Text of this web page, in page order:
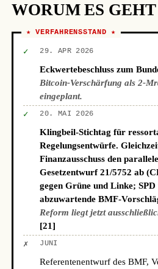
WORUM ES GEHT
★ VERFAHRENSSTAND ★
✓ 29. APR 2026
Eckwertebeschluss zum
Bitcoin-Verschärfung als 2-
eingeplant.
✓ 20. MAI 2026
Klingbeil-Stichtag für
Regelungsentwürfe.
Finanzausschuss den
Gesetzentwurf 21/5752 ab
gegen Grüne und Linke;
abzuwartende BMF-
Reform liegt jetzt
[21]
✗ JUNI
Referentenentwurf des BMF,